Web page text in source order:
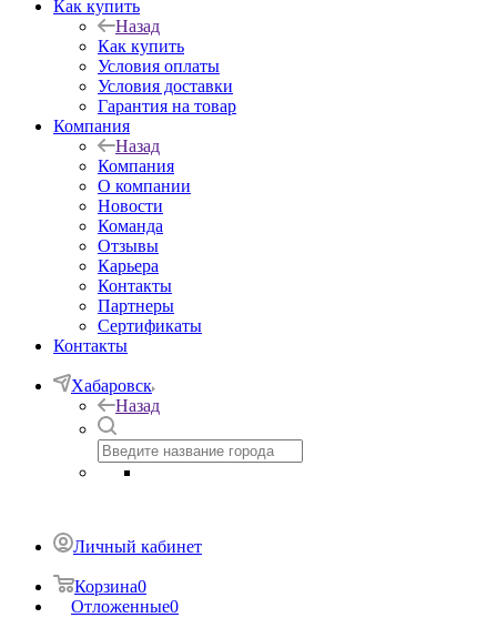
Как купить
Назад
Как купить
Условия оплаты
Условия доставки
Гарантия на товар
Компания
Назад
Компания
О компании
Новости
Команда
Отзывы
Карьера
Контакты
Партнеры
Сертификаты
Контакты
Хабаровск
Назад
Личный кабинет
Корзина0
Отложенные0